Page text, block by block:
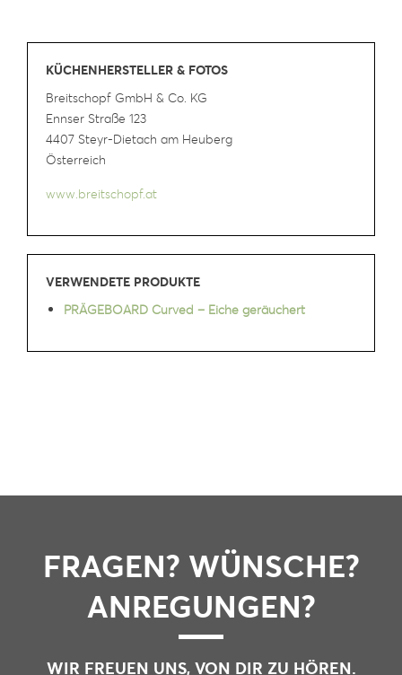
KÜCHENHERSTELLER & FOTOS
Breitschopf GmbH & Co. KG
Ennser Straße 123
4407 Steyr-Dietach am Heuberg
Österreich
www.breitschopf.at
VERWENDETE PRODUKTE
PRÄGEBOARD Curved – Eiche geräuchert
FRAGEN? WÜNSCHE?
ANREGUNGEN?
WIR FREUEN UNS, VON DIR ZU HÖREN.